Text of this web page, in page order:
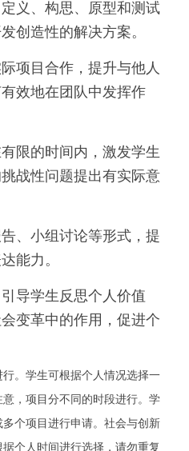
义、构思、原型和测试
创造性的解决方案。
项目合作，提升与他人
效地在团队中发挥作
限的时间内，激发学生
战性问题提出有实际意
、小组讨论等形式，提
能力。
导学生反思个人价值
变革中的作用，促进个
。学生可根据个人情况选择一
，项目分不同的时段进行。学
个项目进行申请。社会与创新
个人时间进行选择，请勿重复